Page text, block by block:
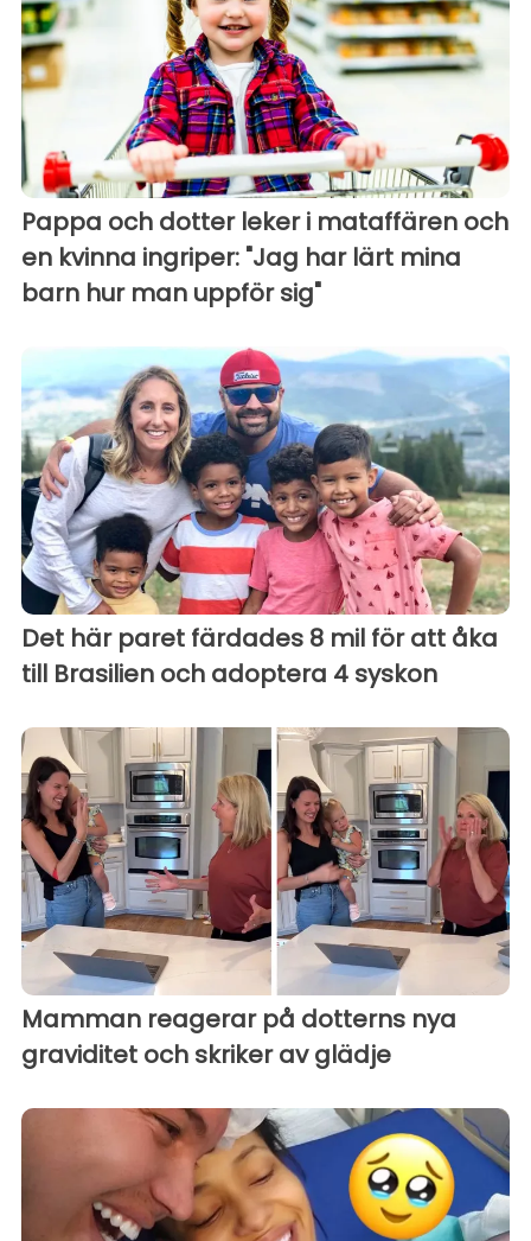
Pappa och dotter leker i mataffären och
en kvinna ingriper: "Jag har lärt mina
barn hur man uppför sig"
Det här paret färdades 8 mil för att åka
till Brasilien och adoptera 4 syskon
Mamman reagerar på dotterns nya
graviditet och skriker av glädje